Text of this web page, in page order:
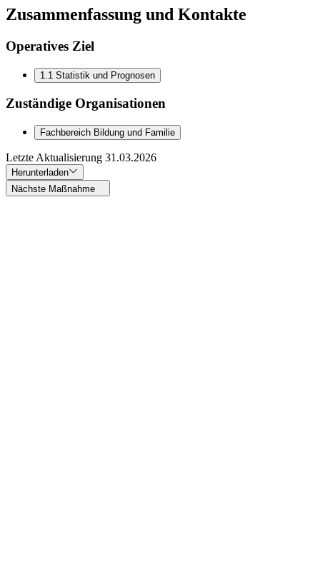
Zusammenfassung und Kontakte
Operatives Ziel
1.1 Statistik und Prognosen
Zuständige Organisationen
Fachbereich Bildung und Familie
Letzte Aktualisierung 31.03.2026
Herunterladen
Nächste Maßnahme